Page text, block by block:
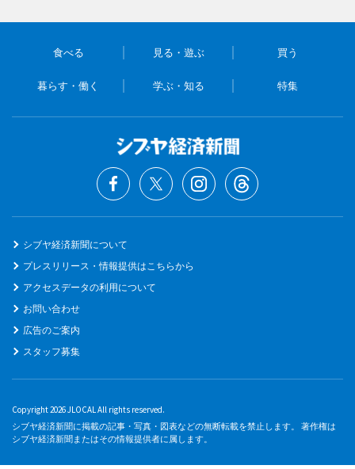
食べる 見る・遊ぶ 買う
暮らす・働く 学ぶ・知る 特集
シブヤ経済新聞について
プレスリリース・情報提供はこちらから
アクセスデータの利用について
お問い合わせ
広告のご案内
スタッフ募集
Copyright 2026 JLOCAL All rights reserved.
シブヤ経済新聞に掲載の記事・写真・図表などの無断転載を禁止します。 著作権は
シブヤ経済新聞またはその情報提供者に属します。